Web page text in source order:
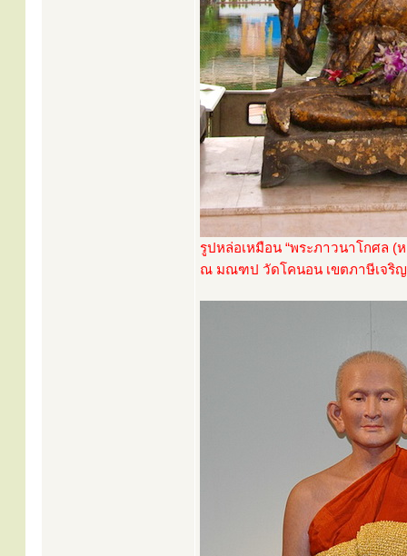
รูปหล่อเหมือน “พระภาวนาโกศล (
ณ มณฑป วัดโคนอน เขตภาษีเจริญ